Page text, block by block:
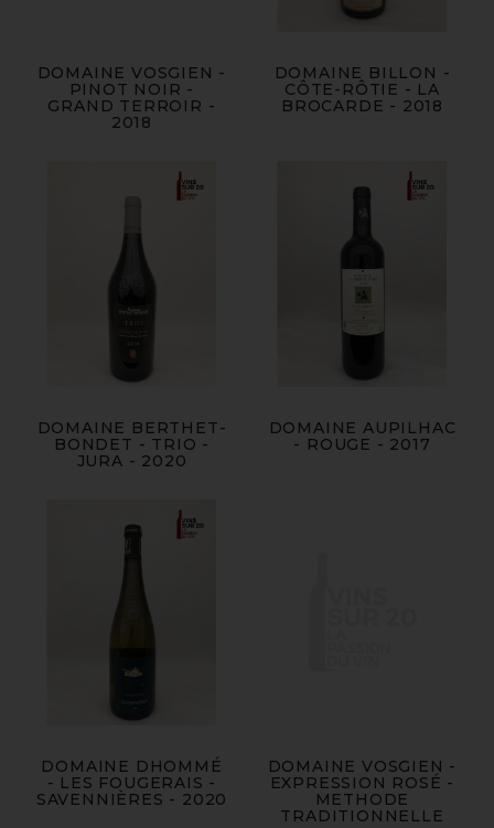
DOMAINE VOSGIEN -
PINOT NOIR -
GRAND TERROIR -
2018
DOMAINE BILLON -
CÔTE-RÔTIE - LA
BROCARDE - 2018
DOMAINE BERTHET-
BONDET - TRIO -
JURA - 2020
DOMAINE AUPILHAC
- ROUGE - 2017
DOMAINE DHOMMÉ
- LES FOUGERAIS -
SAVENNIÈRES - 2020
DOMAINE VOSGIEN -
EXPRESSION ROSÉ -
METHODE
TRADITIONNELLE